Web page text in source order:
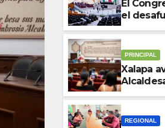
El
el
justicia
PRINCIPAL
Xalapa
REGIONAL